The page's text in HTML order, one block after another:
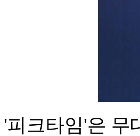
'피크타임'은 무